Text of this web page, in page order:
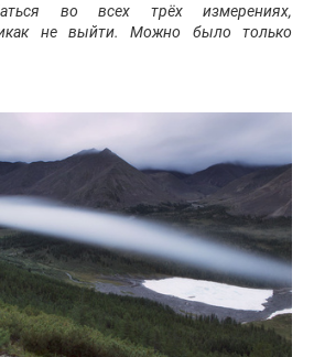
во всех трёх измерениях,
не выйти. Можно было только